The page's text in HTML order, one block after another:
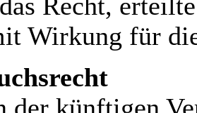
Recht,
Wirkung für